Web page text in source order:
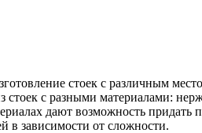
стоек с различным
стоек с разными материалами:
дают возможность
в зависимости от сложности.